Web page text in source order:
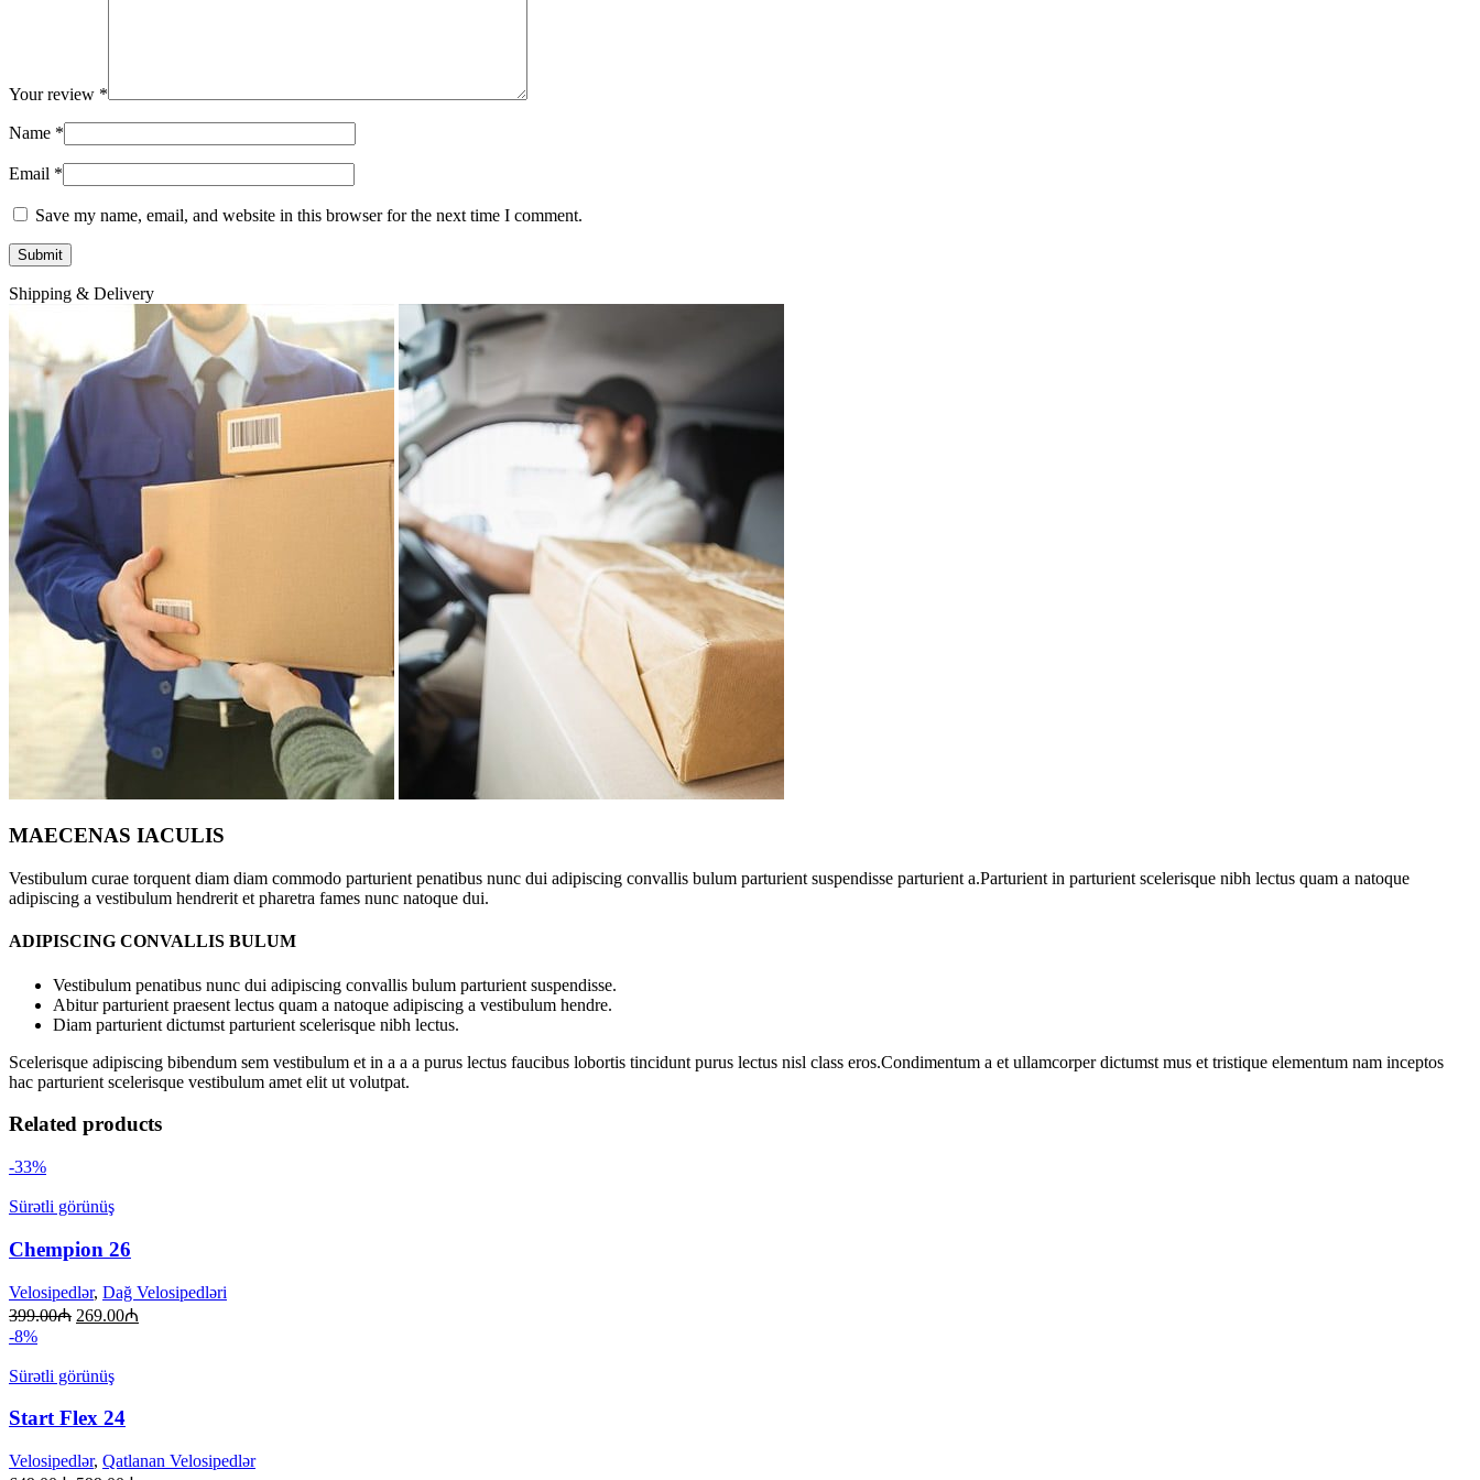
Your review *
Name *
Email *
Save my name, email, and website in this browser for the next time I comment.
Shipping & Delivery
MAECENAS IACULIS
Vestibulum curae torquent diam diam commodo parturient penatibus nunc dui adipiscing convallis bulum parturient suspendisse parturient a.Parturient in parturient scelerisque nibh lectus quam a natoque
adipiscing a vestibulum hendrerit et pharetra fames nunc natoque dui.
ADIPISCING CONVALLIS BULUM
Vestibulum penatibus nunc dui adipiscing convallis bulum parturient suspendisse.
Abitur parturient praesent lectus quam a natoque adipiscing a vestibulum hendre.
Diam parturient dictumst parturient scelerisque nibh lectus.
Scelerisque adipiscing bibendum sem vestibulum et in a a a purus lectus faucibus lobortis tincidunt purus lectus nisl class eros.Condimentum a et ullamcorper dictumst mus et tristique elementum nam inceptos
hac parturient scelerisque vestibulum amet elit ut volutpat.
Related products
-33%
Sürətli görünüş
Chempion 26
Velosipedlər, Dağ Velosipedləri
399.00₼ 269.00₼
-8%
Sürətli görünüş
Start Flex 24
Velosipedlər, Qatlanan Velosipedlər